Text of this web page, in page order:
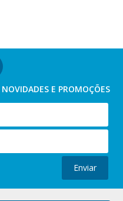
NOVIDADES E PROMOÇÕES
Enviar